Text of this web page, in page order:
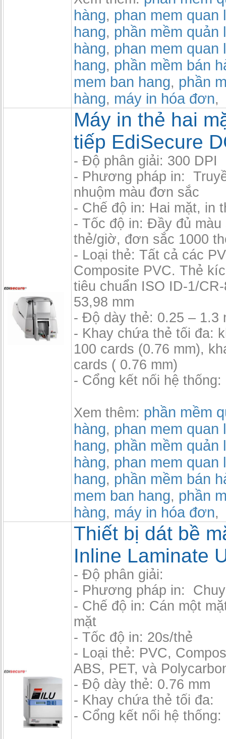
hàng, phan mem quan
hang, phần mềm quản
hàng, phan mem quan
hang, phần mềm bán
mem ban hang, phần
hàng, máy in hóa đơn,
Máy in thẻ hai
tiếp EdiSecure
- Độ phân giải: 300 DPI
- Phương pháp in:
nhuộm màu đơn sắc
- Chế độ in: Hai mặt, in
- Tốc độ in: Đầy đủ màu
thẻ/giờ, đơn sắc 1000
- Loại thẻ: Tất cả các
Composite PVC. Thẻ
tiêu chuẩn ISO ID-1/
53,98 mm
- Độ dày thẻ: 0.25 – 1.3
- Khay chứa thẻ tối đa:
100 cards (0.76 mm),
cards ( 0.76 mm)
- Cổng kết nối hệ thống:
Xem thêm: phần mềm
hàng, phan mem quan
hang, phần mềm quản
hàng, phan mem quan
hang, phần mềm bán
mem ban hang, phần
hàng, máy in hóa đơn,
Thiết bị dát bề
Inline Laminate
- Độ phân giải:
- Phương pháp in:
- Chế độ in: Cán một
mặt
- Tốc độ in: 20s/thẻ
- Loại thẻ: PVC,
ABS, PET, và
- Độ dày thẻ: 0.76 mm
- Khay chứa thẻ tối đa:
- Cổng kết nối hệ thống: